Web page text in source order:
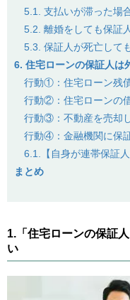
5.1. 支払いが滞った場
5.2. 離婚をしても保証
5.3. 保証人が死亡して
6. 住宅ローンの保証人は
行動①：住宅ローン残
行動②：住宅ローンの
行動③：不動産を売却
行動④：金融機関に保
6.1.【自身が連帯保証
まとめ
1.「住宅ローンの保証
い